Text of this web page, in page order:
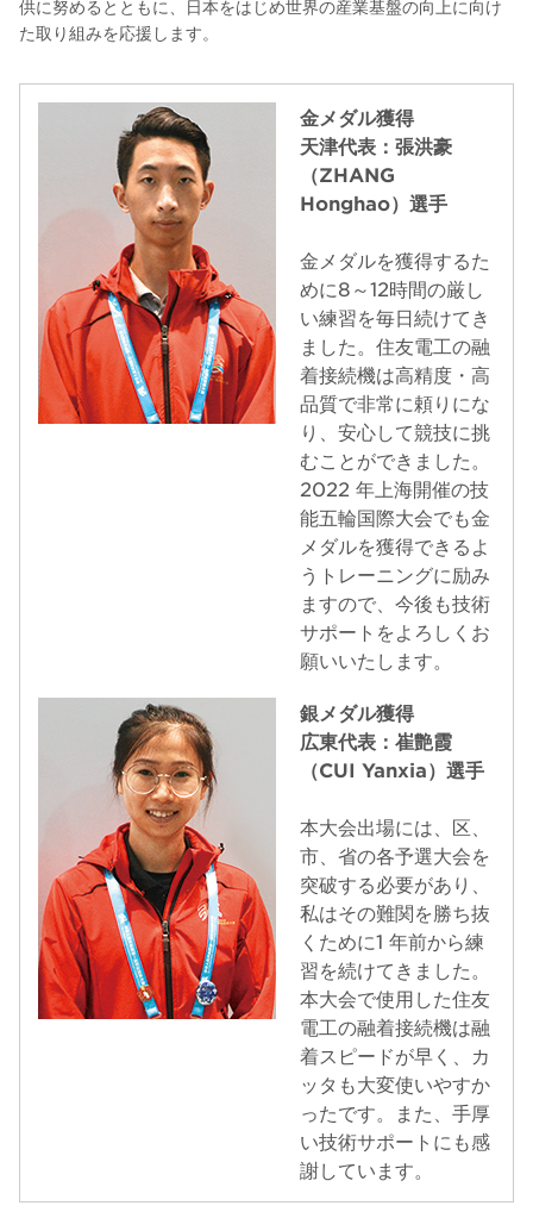
供に努めるとともに、日本をはじめ世界の産業基盤の向上に向け
た取り組みを応援します。
金メダル獲得
天津代表：張洪豪
（ZHANG
Honghao）選手
金メダルを獲得するた
めに8～12時間の厳し
い練習を毎日続けてき
ました。住友電工の融
着接続機は高精度・高
品質で非常に頼りにな
り、安心して競技に挑
むことができました。
2022 年上海開催の技
能五輪国際大会でも金
メダルを獲得できるよ
うトレーニングに励み
ますので、今後も技術
サポートをよろしくお
願いいたします。
銀メダル獲得
広東代表：崔艶霞
（CUI Yanxia）選手
本大会出場には、区、
市、省の各予選大会を
突破する必要があり、
私はその難関を勝ち抜
くために1 年前から練
習を続けてきました。
本大会で使用した住友
電工の融着接続機は融
着スピードが早く、カ
ッタも大変使いやすか
ったです。また、手厚
い技術サポートにも感
謝しています。